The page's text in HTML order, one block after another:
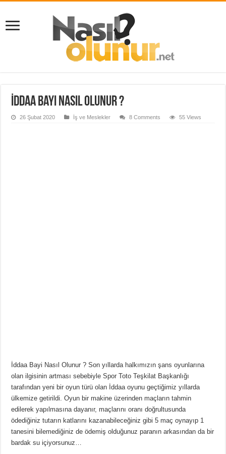
İddaa Bayi Nasıl Olunur ?
26 Şubat 2020 İş ve Meslekler 8 Comments 55 Views
İddaa Bayi Nasıl Olunur ? Son yıllarda halkımızın şans oyunlarına
olan ilgisinin artması sebebiyle Spor Toto Teşkilat Başkanlığı
tarafından yeni bir oyun türü olan İddaa oyunu geçtiğimiz yıllarda
ülkemize getirildi. Oyun bir makine üzerinden maçların tahmin
edilerek yapılmasına dayanır, maçlarını oranı doğrultusunda
ödediğiniz tutarın katlarını kazanabileceğiniz gibi 5 maç oynayıp 1
tanesini bilemediğiniz de ödemiş olduğunuz paranın arkasından da bir
bardak su içiyorsunuz…